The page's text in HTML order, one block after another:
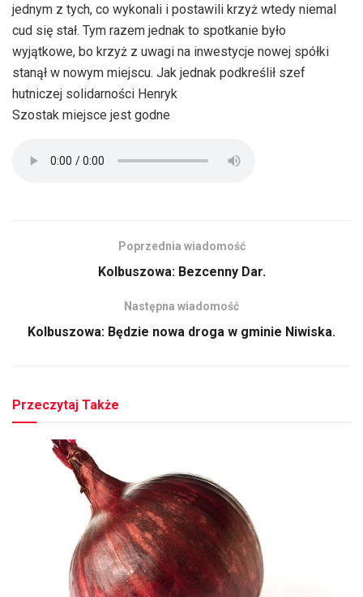
jednym z tych, co wykonali i postawili krzyż wtedy niemal
cud się stał. Tym razem jednak to spotkanie było
wyjątkowe, bo krzyż z uwagi na inwestycje nowej spółki
stanął w nowym miejscu. Jak jednak podkreślił szef
hutniczej solidarności Henryk
Szostak miejsce jest godne
Poprzednia wiadomość
Kolbuszowa: Bezcenny Dar.
Następna wiadomość
Kolbuszowa: Będzie nowa droga w gminie Niwiska.
Przeczytaj Także